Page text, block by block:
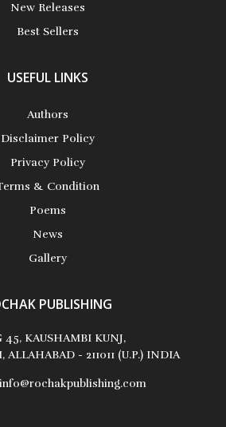
New Releases
Best Sellers
USEFUL LINKS
Authors
Disclaimer Policy
Privacy Policy
& Condition
Poems
News
Gallery
PUBLISHING
KAUSHAMBI KUNJ,
ALLAHABAD - 211011 (U.P.) INDIA
info@rochakpublishing.com